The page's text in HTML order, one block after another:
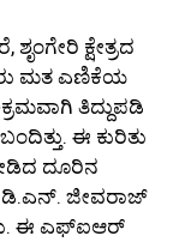
ಕ್ಷೇತ್ರದ
ಮತ ಎಣಿಕೆಯ
ತಿದ್ದುಪಡಿ
ಈ ಕುರಿತು
ದೂರಿನ
ಜೀವರಾಜ್
ಈ ಎಫ್‌ಐಆರ್